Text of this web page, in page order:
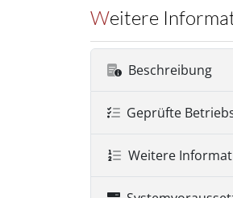
Weitere
Beschreibung
Geprüfte
Weitere